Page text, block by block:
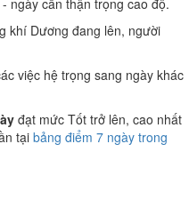
ngày cần thận trọng cao độ.
khí Dương đang lên, người
việc hệ trọng sang ngày khác
đạt mức Tốt trở lên, cao nhất
tại bảng điểm 7 ngày trong